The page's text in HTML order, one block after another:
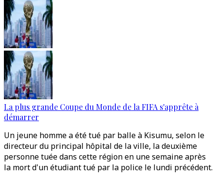
La plus grande Coupe du Monde de la FIFA s'apprête à
démarrer
Un jeune homme a été tué par balle à Kisumu, selon le
directeur du principal hôpital de la ville, la deuxième
personne tuée dans cette région en une semaine après
la mort d'un étudiant tué par la police le lundi précédent.